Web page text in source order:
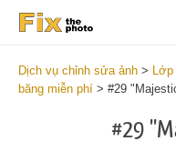
Dịch vụ chỉnh sửa ảnh >
băng miễn phí > #29
#29